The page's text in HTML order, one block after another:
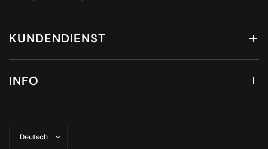
KUNDENDIENST
INFO
aktualisieren